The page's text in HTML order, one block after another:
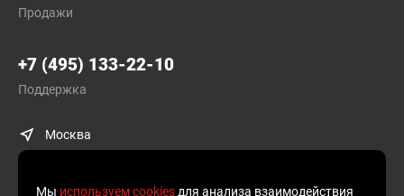
Продажи
+7 (495) 133-22-10
Поддержка
Москва
Мы используем cookies для анализа взаимодействия